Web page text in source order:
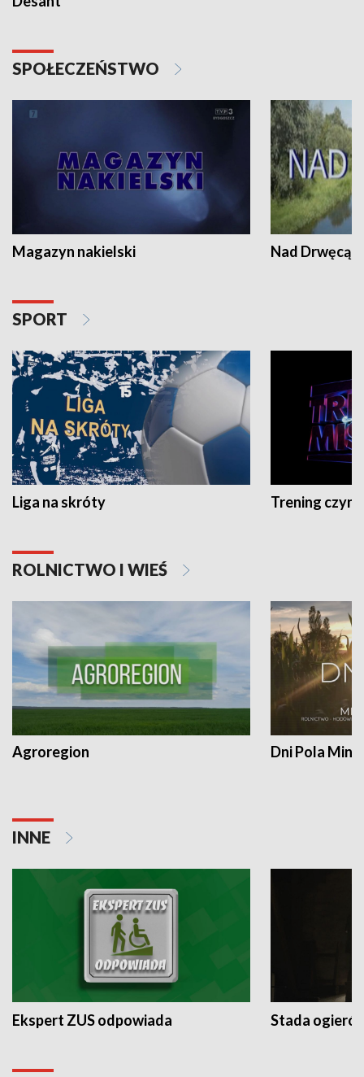
SPOŁECZEŃSTWO
Magazyn nakielski Nad Drwęcą
SPORT
Liga na skróty Trening czyni
ROLNICTWO I WIEŚ
Agroregion Dni Pola
INNE
Ekspert ZUS odpowiada Stada